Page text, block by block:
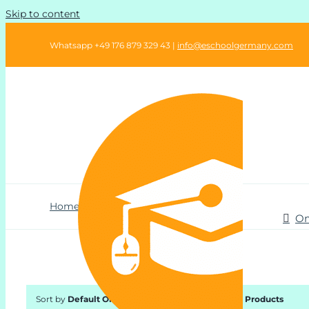
Skip to content
Whatsapp +49 176 879 329 43 | info@eschoolgermany.com
Home
Sort by Default Order 12 Products